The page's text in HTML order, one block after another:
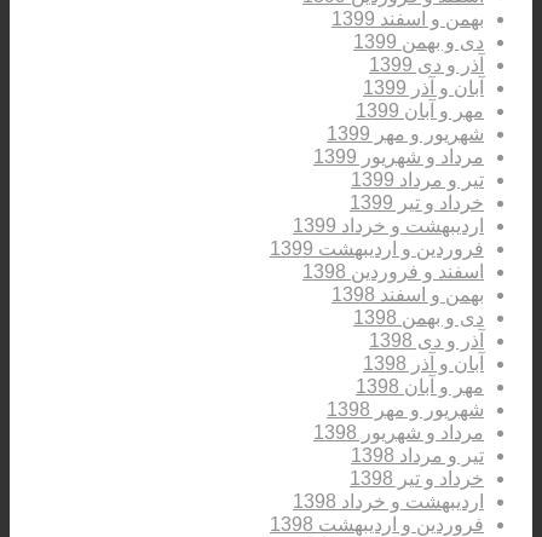
بهمن و اسفند 1399
دی و بهمن 1399
آذر و دی 1399
آبان و آذر 1399
مهر و آبان 1399
شهریور و مهر 1399
مرداد و شهریور 1399
تیر و مرداد 1399
خرداد و تیر 1399
اردیبهشت و خرداد 1399
فروردین و اردیبهشت 1399
اسفند و فروردین 1398
بهمن و اسفند 1398
دی و بهمن 1398
آذر و دی 1398
آبان و آذر 1398
مهر و آبان 1398
شهریور و مهر 1398
مرداد و شهریور 1398
تیر و مرداد 1398
خرداد و تیر 1398
اردیبهشت و خرداد 1398
فروردین و اردیبهشت 1398